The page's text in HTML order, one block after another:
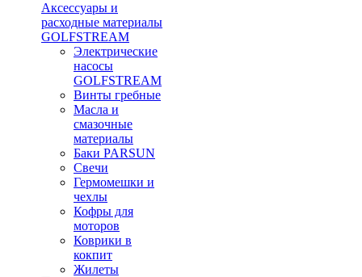
Аксессуары и
расходные материалы
GOLFSTREAM
Электрические
насосы
GOLFSTREAM
Винты гребные
Масла и
смазочные
материалы
Баки PARSUN
Свечи
Гермомешки и
чехлы
Кофры для
моторов
Коврики в
кокпит
Жилеты